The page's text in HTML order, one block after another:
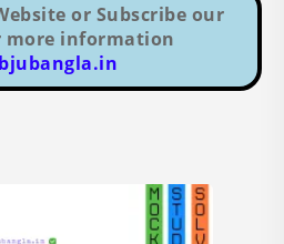
or Subscribe our
more information